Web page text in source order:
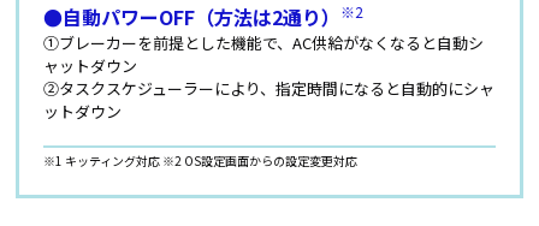
●自動パワーOFF（方法は2通り） ※2
①ブレーカーを前提とした機能で、AC供給がなくなると自動シ
ャットダウン
②タスクスケジューラーにより、指定時間になると自動的にシャ
ットダウン
※1 キッティング対応 ※2 OS設定画面からの設定変更対応